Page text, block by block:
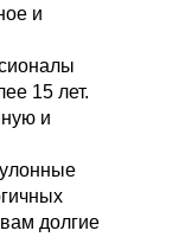
и
15 лет.
и
долгие